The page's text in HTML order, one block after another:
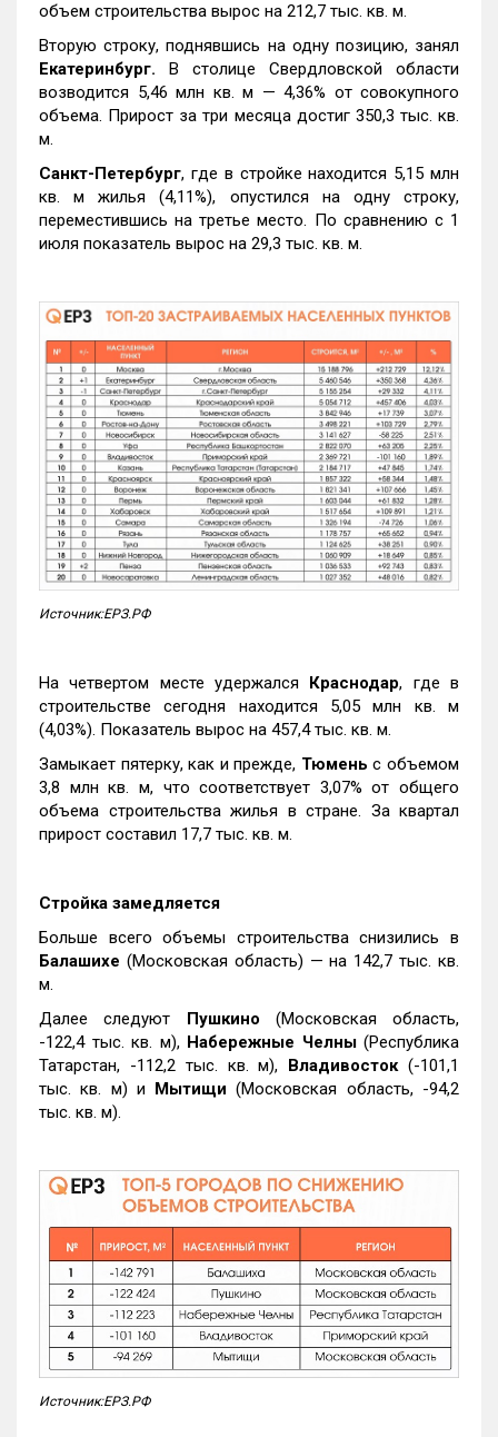
объем строительства вырос на 212,7 тыс. кв. м.
Вторую строку, поднявшись на одну позицию, занял
Екатеринбург. В столице Свердловской области
возводится 5,46 млн кв. м — 4,36% от совокупного
объема. Прирост за три месяца достиг 350,3 тыс. кв.
м.
Санкт-Петербург, где в стройке находится 5,15 млн
кв. м жилья (4,11%), опустился на одну строку,
переместившись на третье место. По сравнению с 1
июля показатель вырос на 29,3 тыс. кв. м.
Источник:ЕРЗ.РФ
На четвертом месте удержался Краснодар, где в
строительстве сегодня находится 5,05 млн кв. м
(4,03%). Показатель вырос на 457,4 тыс. кв. м.
Замыкает пятерку, как и прежде, Тюмень с объемом
3,8 млн кв. м, что соответствует 3,07% от общего
объема строительства жилья в стране. За квартал
прирост составил 17,7 тыс. кв. м.
Стройка замедляется
Больше всего объемы строительства снизились в
Балашихе (Московская область) — на 142,7 тыс. кв.
м.
Далее следуют Пушкино (Московская область,
-122,4 тыс. кв. м), Набережные Челны(Республика
Татарстан, -112,2 тыс. кв. м), Владивосток(-101,1
тыс. кв. м) и Мытищи (Московская область, -94,2
тыс. кв. м).
Источник:ЕРЗ.РФ